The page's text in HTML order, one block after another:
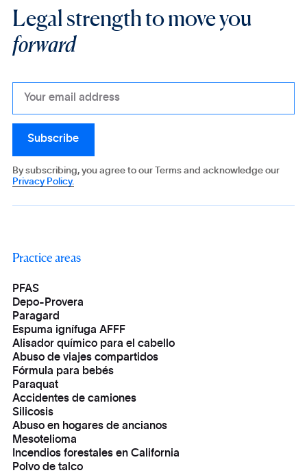
Legal strength to move you
forward
By subscribing, you agree to our Terms and acknowledge our
Privacy Policy.
Practice areas
PFAS
Depo-Provera
Paragard
Espuma ignífuga AFFF
Alisador químico para el cabello
Abuso de viajes compartidos
Fórmula para bebés
Paraquat
Accidentes de camiones
Silicosis
Abuso en hogares de ancianos
Mesotelioma
Incendios forestales en California
Polvo de talco